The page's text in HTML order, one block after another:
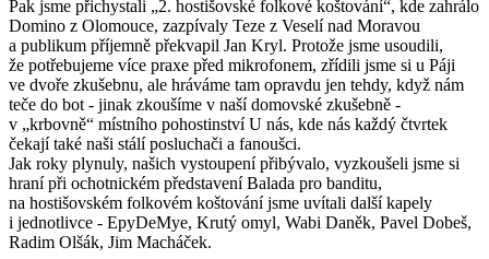
Pak jsme přichystali „2. hostišovské folkové koštování“, kde zahrálo
Domino z Olomouce, zazpívaly Teze z Veselí nad Moravou
a publikum příjemně překvapil Jan Kryl. Protože jsme usoudili,
že potřebujeme více praxe před mikrofonem, zřídili jsme si u Páji
ve dvoře zkušebnu, ale hráváme tam opravdu jen tehdy, když nám
teče do bot - jinak zkoušíme v naší domovské zkušebně -
v „krbovně“ místního pohostinství U nás, kde nás každý čtvrtek
čekají také naši stálí posluchači a fanoušci.
Jak roky plynuly, našich vystoupení přibývalo, vyzkoušeli jsme si
hraní při ochotnickém představení Balada pro banditu,
na hostišovském folkovém koštování jsme uvítali další kapely
i jednotlivce - EpyDeMye, Krutý omyl, Wabi Daněk, Pavel Dobeš,
Radim Olšák, Jim Macháček.